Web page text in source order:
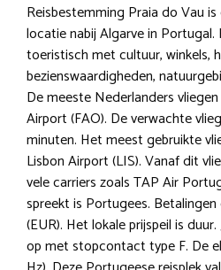
Reisbestemming Praia do Vau
locatie nabij Algarve in
toeristisch met cultuur, winkels,
bezienswaardigheden,
De meeste Nederlanders
Airport (FAO). De verwachte
minuten. Het meest gebruikte
Lisbon Airport (LIS). Vanaf dit
vele carriers zoals TAP Air
spreekt is Portugees.
(EUR). Het lokale prijspeil is
op met stopcontact type F. De